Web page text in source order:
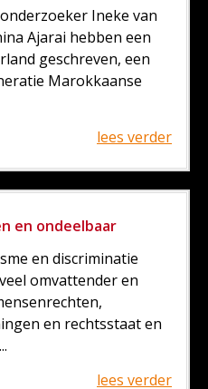
Ineke van
Ajarai hebben een
geschreven, een
Marokkaanse
lees verder
en ondeelbaar
en discriminatie
omvattender en
en rechtsstaat en
lees verder